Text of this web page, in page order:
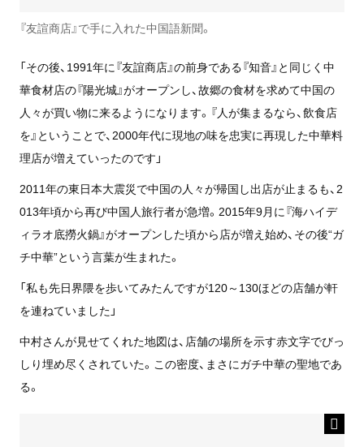
『友諠商店』で手に入れた中国語新聞。
「その後、1991年に『友誼商店』の前身である『知音』と同じく中
華食材店の『陽光城』がオープンし、故郷の食材を求めて中国の
人々が買い物に来るようになります。『人が集まるなら、飲食店
を』ということで、2000年代に現地の味を忠実に再現した中華料
理店が増えていったのです」
2011年の東日本大震災で中国の人々が帰国し出店が止まるも、2
013年頃から再び中国人旅行者が急増。2015年9月に『海ハイデ
ィラオ底撈火鍋』がオープンした頃から店が増え始め、その後“ガ
チ中華”という言葉が生まれた。
「私も先日界隈を歩いてみたんですが120～130ほどの店舗が軒
を連ねていました」
中村さんが見せてくれた地図は、店舗の場所を示す赤文字でびっ
しり埋め尽くされていた。この密度、まさにガチ中華の聖地であ
る。